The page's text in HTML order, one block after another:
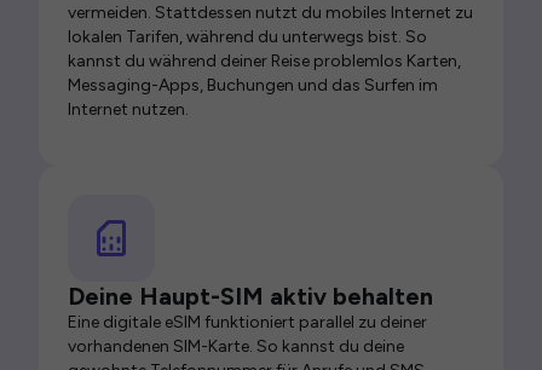
vermeiden. Stattdessen nutzt du mobiles Internet zu
lokalen Tarifen, während du unterwegs bist. So
kannst du während deiner Reise problemlos Karten,
Messaging-Apps, Buchungen und das Surfen im
Internet nutzen.
Deine Haupt-SIM aktiv behalten
Eine digitale eSIM funktioniert parallel zu deiner
vorhandenen SIM-Karte. So kannst du deine